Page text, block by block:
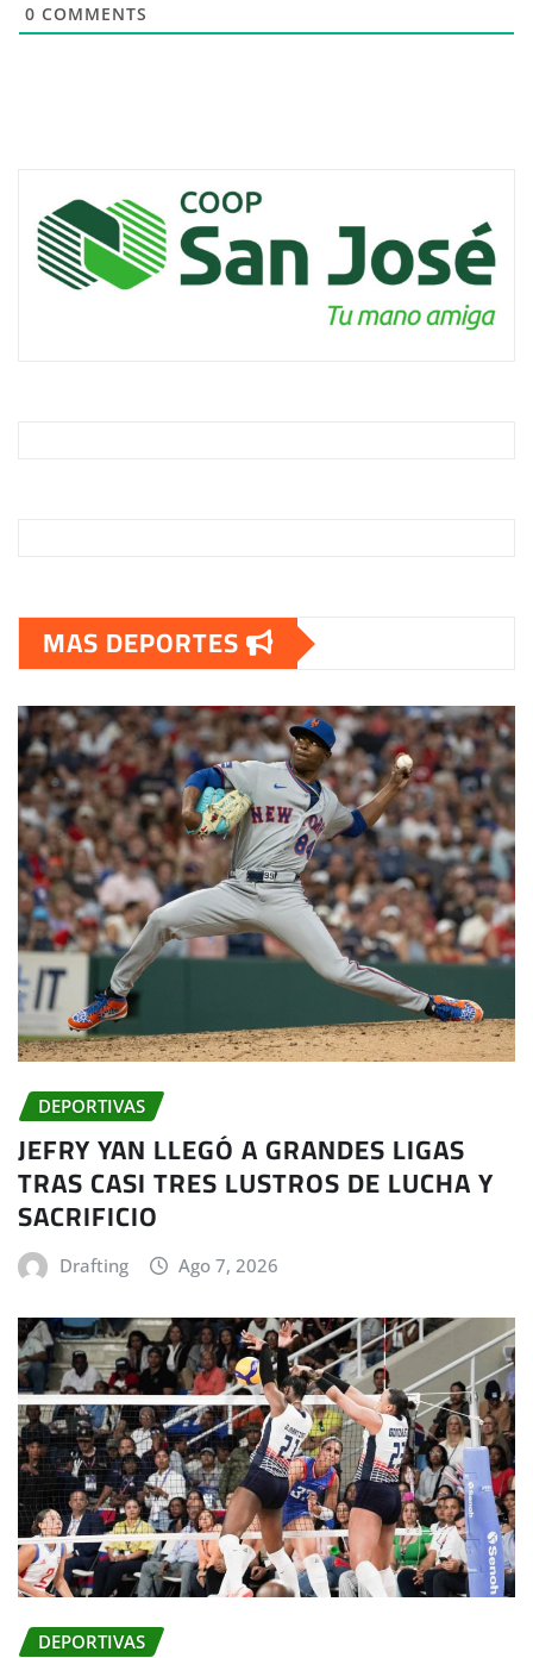
0 COMMENTS
MAS DEPORTES
DEPORTIVAS
JEFRY YAN LLEGÓ A GRANDES LIGAS
TRAS CASI TRES LUSTROS DE LUCHA Y
SACRIFICIO
Drafting Ago 7, 2026
DEPORTIVAS